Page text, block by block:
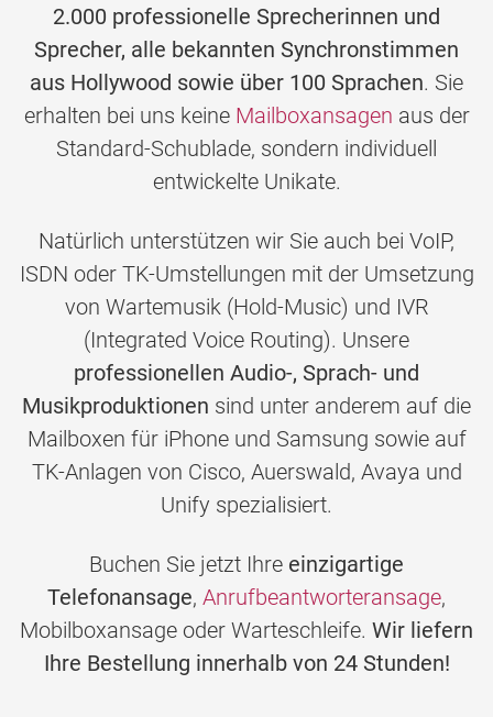
2.000 professionelle Sprecherinnen und
Sprecher, alle bekannten Synchronstimmen
aus Hollywood sowie über 100 Sprachen. Sie
erhalten bei uns keine Mailboxansagen aus der
Standard-Schublade, sondern individuell
entwickelte Unikate.
Natürlich unterstützen wir Sie auch bei VoIP,
ISDN oder TK-Umstellungen mit der Umsetzung
von Wartemusik (Hold-Music) und IVR
(Integrated Voice Routing). Unsere
professionellen Audio-, Sprach- und
Musikproduktionen sind unter anderem auf die
Mailboxen für iPhone und Samsung sowie auf
TK-Anlagen von Cisco, Auerswald, Avaya und
Unify spezialisiert.
Buchen Sie jetzt Ihre einzigartige
Telefonansage, Anrufbeantworteransage,
Mobilboxansage oder Warteschleife. Wir liefern
Ihre Bestellung innerhalb von 24 Stunden!